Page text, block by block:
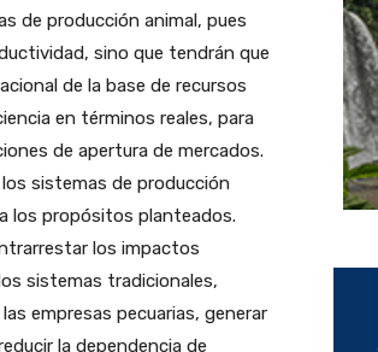
de producción animal, pues
sino que tendrán que
de la base de recursos
en términos reales, para
de apertura de mercados.
sistemas de producción
los propósitos planteados.
los impactos
sistemas tradicionales,
empresas pecuarias, generar
la dependencia de